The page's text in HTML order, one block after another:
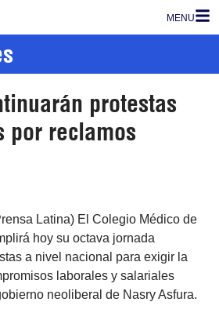
MENU
protestas
por reclamos
Latina) El Colegio Médico de
hoy su octava jornada
a nivel nacional para exigir la
laborales y salariales
neoliberal de Nasry Asfura.